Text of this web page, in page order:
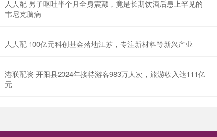
人人配 男子呕吐半个月全身震颤，竟是长期饮酒后患上罕见的
韦尼克脑病
人人配 100亿元科创基金落地江苏，专注新材料等新兴产业
港联配资 开阳县2024年接待游客983万人次，旅游收入达111亿
元